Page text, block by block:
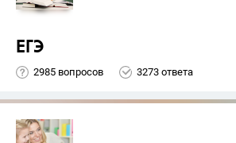
ЕГЭ
2985 вопросов 3273 ответа